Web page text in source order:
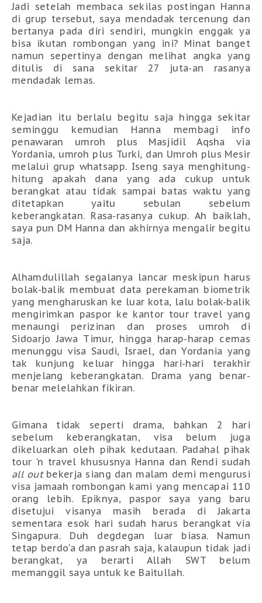
Jadi setelah membaca sekilas postingan Hanna
di grup tersebut, saya mendadak tercenung dan
bertanya pada diri sendiri, mungkin enggak ya
bisa ikutan rombongan yang ini? Minat banget
namun sepertinya dengan melihat angka yang
ditulis di sana sekitar 27 juta-an rasanya
mendadak lemas.
Kejadian itu berlalu begitu saja hingga sekitar
seminggu kemudian Hanna membagi info
penawaran umroh plus Masjidil Aqsha via
Yordania, umroh plus Turki, dan Umroh plus Mesir
melalui grup whatsapp. Iseng saya menghitung-
hitung apakah dana yang ada cukup untuk
berangkat atau tidak sampai batas waktu yang
ditetapkan yaitu sebulan sebelum
keberangkatan. Rasa-rasanya cukup. Ah baiklah,
saya pun DM Hanna dan akhirnya mengalir begitu
saja.
Alhamdulillah segalanya lancar meskipun harus
bolak-balik membuat data perekaman biometrik
yang mengharuskan ke luar kota, lalu bolak-balik
mengirimkan paspor ke kantor tour travel yang
menaungi perizinan dan proses umroh di
Sidoarjo Jawa Timur, hingga harap-harap cemas
menunggu visa Saudi, Israel, dan Yordania yang
tak kunjung keluar hingga hari-hari terakhir
menjelang keberangkatan. Drama yang benar-
benar melelahkan fikiran.
Gimana tidak seperti drama, bahkan 2 hari
sebelum keberangkatan, visa belum juga
dikeluarkan oleh pihak kedutaan. Padahal pihak
tour 'n travel khususnya Hanna dan Rendi sudah
all outbekerja siang dan malam demi mengurusi
visa jamaah rombongan kami yang mencapai 110
orang lebih. Epiknya, paspor saya yang baru
disetujui visanya masih berada di Jakarta
sementara esok hari sudah harus berangkat via
Singapura. Duh degdegan luar biasa. Namun
tetap berdo'a dan pasrah saja, kalaupun tidak jadi
berangkat, ya berarti Allah SWT belum
memanggil saya untuk ke Baitullah.